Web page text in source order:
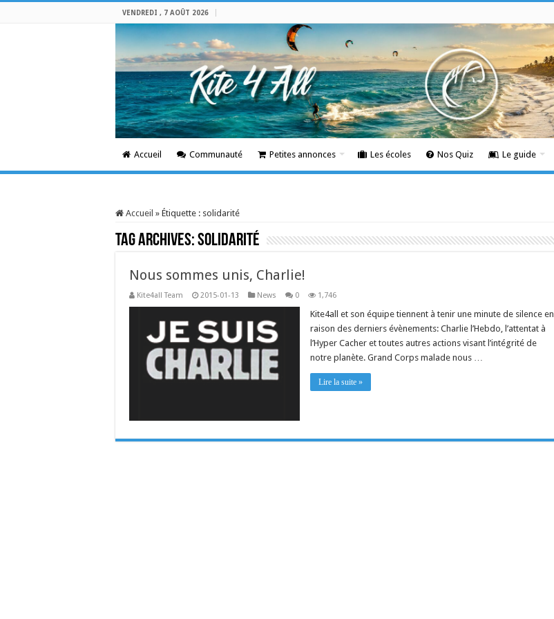
VENDREDI , 7 AOÛT 2026
Accueil Communauté Petites annonces Les écoles Nos Quiz Le guide
Accueil » Étiquette : solidarité
Tag Archives:solidarité
Nous sommes unis, Charlie!
Kite4all Team 2015-01-13 News 0 1,746
Kite4all et son équipe tiennent à tenir une minute de silence en
raison des derniers évènements: Charlie l’Hebdo, l’attentat à
l’Hyper Cacher et toutes autres actions visant l’intégrité de
notre planète. Grand Corps malade nous …
Lire la suite »